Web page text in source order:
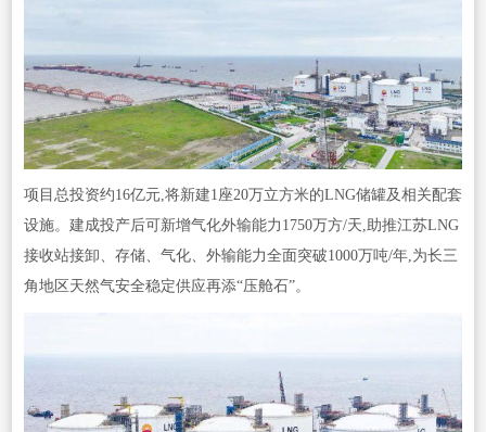
项目总投资约16亿元,将新建1座20万立方米的LNG储罐及相关配套
设施。建成投产后可新增气化外输能力1750万方/天,助推江苏LNG
接收站接卸、存储、气化、外输能力全面突破1000万吨/年,为长三
角地区天然气安全稳定供应再添“压舱石”。